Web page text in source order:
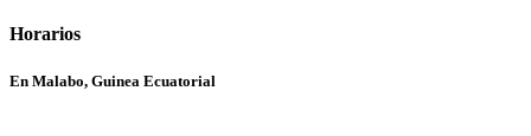
Horarios
En Malabo, Guinea Ecuatorial